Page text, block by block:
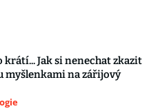
krátí... Jak si nenechat zkazit
myšlenkami na zářijový